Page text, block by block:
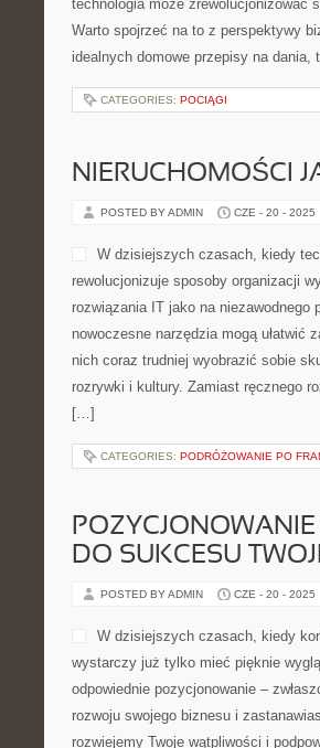
technologia może zrewolucjonizować
Warto spojrzeć na to z perspektywy
idealnych domowe przepisy na
CATEGORIES: POCIĄGI
NIERUCHOMOŚCI
POSTED BY ADMIN CZE - 20 - 2025
W dzisiejszych czasach, kiedy
rewolucjonizuje sposoby organizacji
rozwiązania IT jako na
nowoczesne narzędzia mogą ułatwić
nich coraz trudniej wyobrazić sobie
rozrywki i kultury. Zamiast ręcznego
[…]
CATEGORIES: PODRÓŻOWANIE PO
DO SUKCESU
POSTED BY ADMIN CZE - 20 - 2025
W dzisiejszych czasach, kiedy
wystarczy już tylko mieć pięknie
odpowiednie pozycjonowanie –
rozwoju swojego biznesu i
rozwiejemy Twoje wątpliwości i